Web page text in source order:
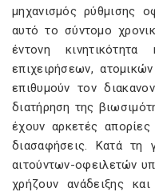
μηχανισμός ρύθμισης
αυτό το σύντομο
έντονη
επιχειρήσεων,
επιθυμούν τον
διατήρηση της
έχουν αρκετές
διασαφήσεις. Κατά τη
αιτούντων-οφειλετών
χρήζουν ανάδειξης